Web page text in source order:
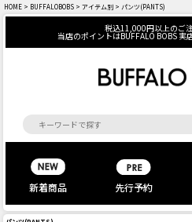
HOME > BUFFALOBOBS > アイテム別 > パンツ(PANTS)
税込11,000円以上のご
当店のポイントはBUFFALO BOBS 実
新着商品 先行予約